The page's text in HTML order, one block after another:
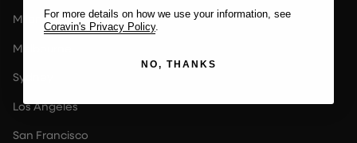
Milan
Melbourne
Sydney
Los Angeles
San Francisco
For more details on how we use your information, see
Coravin's Privacy Policy
NO, THANKS